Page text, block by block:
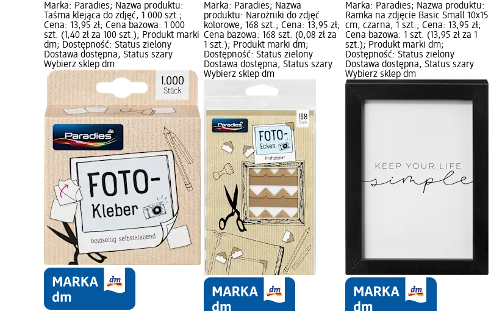
Marka: Paradies; Nazwa produktu:
Taśma klejąca do zdjęć, 1 000 szt.;
Cena: 13,95 zł; Cena bazowa: 1 000
szt. (1,40 zł za 100 szt.); Produkt marki
dm; Dostępność: Status zielony
Dostawa dostępna, Status szary
Wybierz sklep dm
Marka: Paradies; Nazwa
produktu: Narożniki do zdjęć
kolorowe, 168 szt.; Cena: 13,95 zł;
Cena bazowa: 168 szt. (0,08 zł za
1 szt.); Produkt marki dm;
Dostępność: Status zielony
Dostawa dostępna, Status szary
Wybierz sklep dm
Marka: Paradies; Nazwa produktu:
Ramka na zdjęcie Basic Small 10x15
cm, czarna, 1 szt.; Cena: 13,95 zł;
Cena bazowa: 1 szt. (13,95 zł za 1
szt.); Produkt marki dm;
Dostępność: Status zielony
Dostawa dostępna, Status szary
Wybierz sklep dm